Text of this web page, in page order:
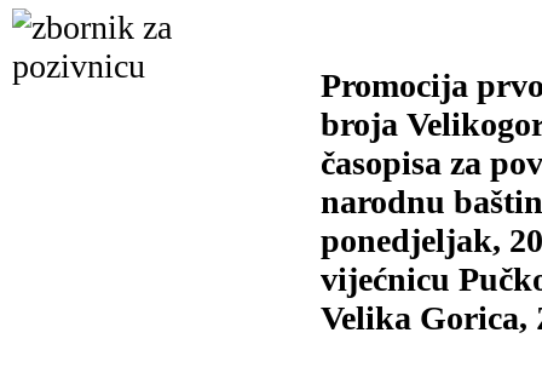
Promocija
broja
časopisa za
narodnu
ponedjeljak,
vijećnicu
Velika Gorica,